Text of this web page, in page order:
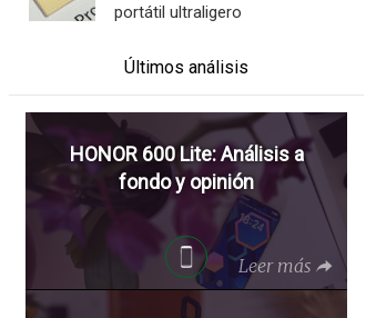
portátil ultraligero
Últimos análisis
HONOR 600 Lite: Análisis a
fondo y opinión
Leer más